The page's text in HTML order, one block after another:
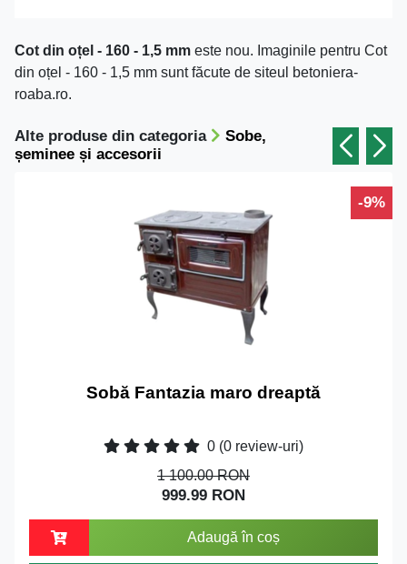
Cot din oțel - 160 - 1,5 mm este nou. Imaginile pentru Cot
din oțel - 160 - 1,5 mm sunt făcute de siteul betoniera-
roaba.ro.
Alte produse din categoria
Sobe,
șeminee și accesorii
-9%
Sobă Fantazia maro dreaptă
0 (0 review-uri)
1 100.00 RON
999.99 RON
Adaugă în coș